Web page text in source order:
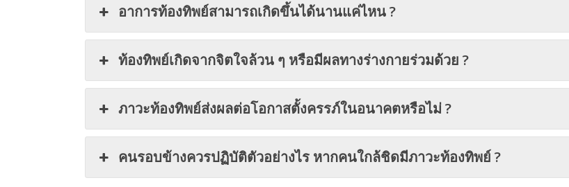
อาการท้องทิพย์สามารถเกิดขึ้นได้นานแค่ไหน ?
ท้องทิพย์เกิดจากจิตใจล้วน ๆ หรือมีผลทางร่างกายร่วมด้วย ?
ภาวะท้องทิพย์ส่งผลต่อโอกาสตั้งครรภ์ในอนาคตหรือไม่ ?
คนรอบข้างควรปฏิบัติตัวอย่างไร หากคนใกล้ชิดมีภาวะท้องทิพย์ ?